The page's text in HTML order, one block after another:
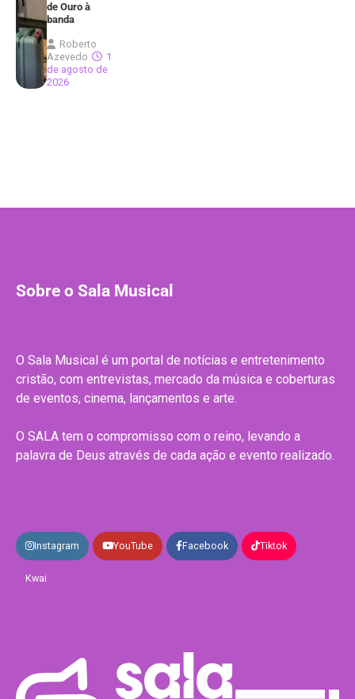
de Ouro à
banda
Roberto
Azevedo
1
de agosto de
2026
Sobre o Sala Musical
O Sala Musical é um portal de notícias e entretenimento
cristão, com entrevistas, mercado da música e coberturas
de eventos, cinema, lançamentos e arte.
O SALA tem o compromisso com o reino, levando a
palavra de Deus através de cada ação e evento realizado.
Instagram YouTube Facebook Tiktok
Kwai